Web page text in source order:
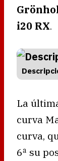
i20 RX.
La
curva
curva,
6ª su